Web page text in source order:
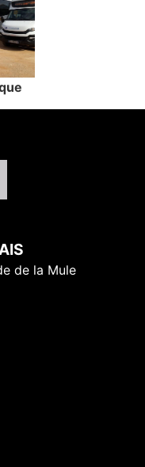
de la Mule